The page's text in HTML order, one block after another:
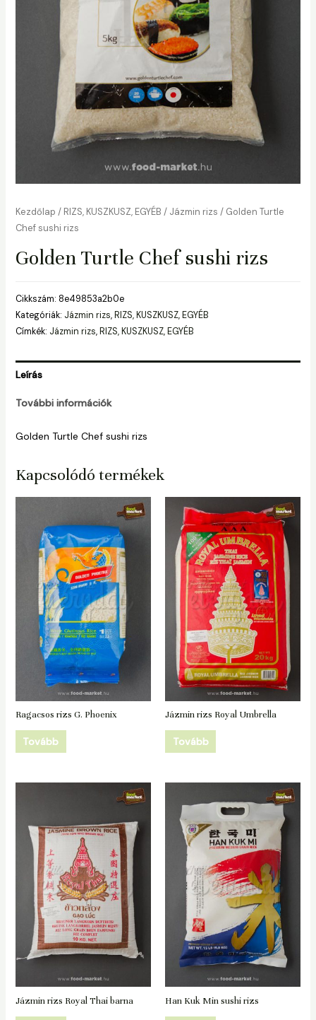
Kezdőlap / RIZS, KUSZKUSZ, EGYÉB / Jázmin rizs / Golden Turtle
Chef sushi rizs
Golden Turtle Chef sushi rizs
Cikkszám: 8e49853a2b0e
Kategóriák: Jázmin rizs, RIZS, KUSZKUSZ, EGYÉB
Címkék: Jázmin rizs, RIZS, KUSZKUSZ, EGYÉB
Leírás
További információk
Golden Turtle Chef sushi rizs
Kapcsolódó termékek
Ragacsos rizs G. Phoenix
Tovább
Jázmin rizs Royal Umbrella
Tovább
Jázmin rizs Royal Thai barna Han Kuk Min sushi rizs